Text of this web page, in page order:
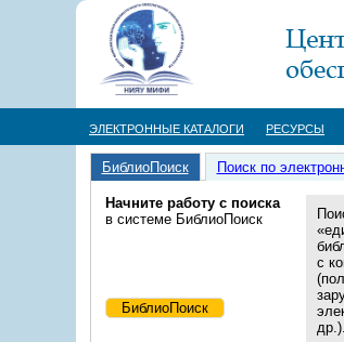
ЭЛЕКТРОННЫЕ КАТАЛОГИ РЕСУРСЫ
БиблиоПоиск Поиск по
Начните работу с поиска
в системе БиблиоПоиск
с
др.).